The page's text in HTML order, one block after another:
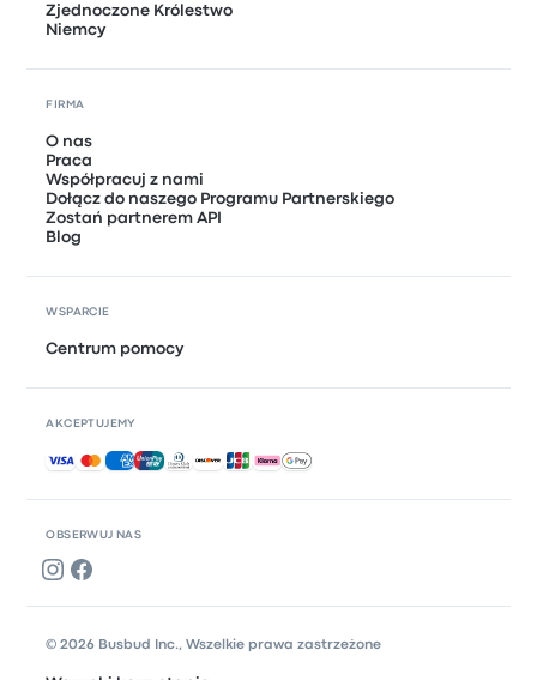
OBSERWUJ NAS
Zjednoczone Królestwo
Niemcy
FIRMA
O nas
Praca
Współpracuj z nami
Dołącz do naszego Programu Partnerskiego
Zostań partnerem API
Blog
WSPARCIE
Centrum pomocy
AKCEPTUJEMY
Akceptowane płatności
© 2026 Busbud Inc., Wszelkie prawa zastrzeżone